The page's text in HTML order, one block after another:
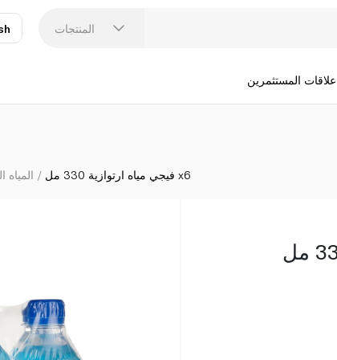
المنتجات
علاقات المستثمرين
المياه فيجي مياه ارتوازية 330 مل x6